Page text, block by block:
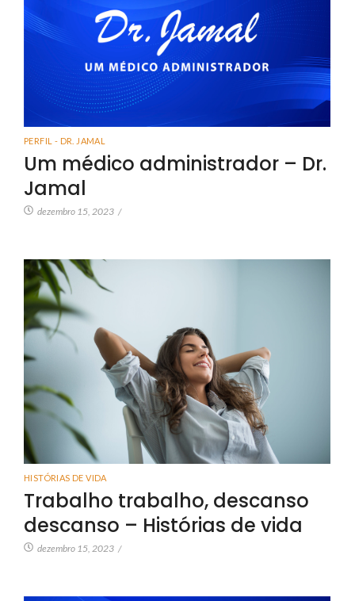
PERFIL - DR. JAMAL
Um médico administrador – Dr.
Jamal
dezembro 15, 2023 /
HISTÓRIAS DE VIDA
Trabalho trabalho, descanso
descanso – Histórias de vida
dezembro 15, 2023 /